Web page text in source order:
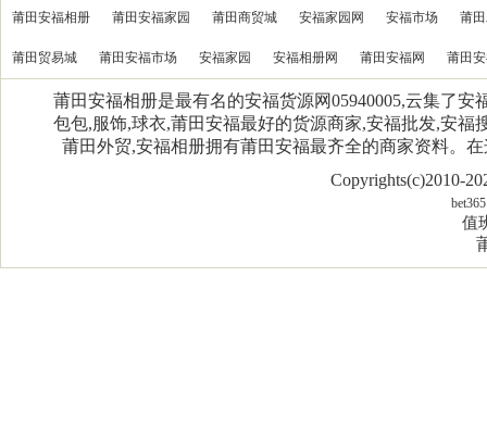
莆田安福相册 莆田安福家园 莆田商贸城 安福家园网 安福市场 莆
莆田贸易城 莆田安福市场 安福家园 安福相册网 莆田安福网 莆田
莆田安福相册是最有名的安福货源网05940005,云集了
包包,服饰,球衣,莆田安福最好的货源商家,安福批发,安
莆田外贸,安福相册拥有莆田安福最齐全的商家资料。
Copyrights(c)2010-
bet365
值